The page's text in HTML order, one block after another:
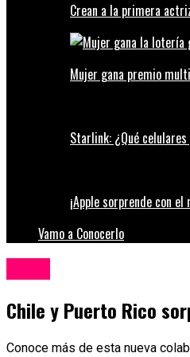
Crean a la primera
Mujer gana premio
Starlink: ¿Qué
¡Apple sorprende con el
Vamo a Conocerlo
Chile y Puerto Rico
Conoce más de esta nueva